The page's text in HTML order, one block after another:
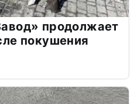
продолжает
покушения